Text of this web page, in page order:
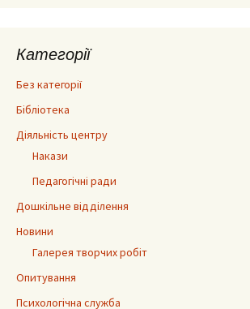
Категорії
Без категорії
Бібліотека
Діяльність центру
Накази
Педагогічні ради
Дошкільне відділення
Новини
Галерея творчих робіт
Опитування
Психологічна служба